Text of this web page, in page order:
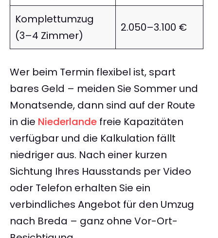
Komplettumzug
(3–4 Zimmer)
2.050–3.100 €
Wer beim Termin flexibel ist, spart
bares Geld – meiden Sie Sommer und
Monatsende, dann sind auf der Route
in die Niederlande freie Kapazitäten
verfügbar und die Kalkulation fällt
niedriger aus. Nach einer kurzen
Sichtung Ihres Hausstands per Video
oder Telefon erhalten Sie ein
verbindliches Angebot für den Umzug
nach Breda – ganz ohne Vor-Ort-